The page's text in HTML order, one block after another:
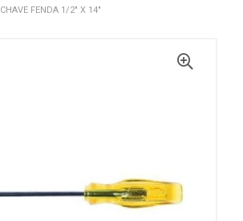
CHAVE FENDA 1/2" X 14"